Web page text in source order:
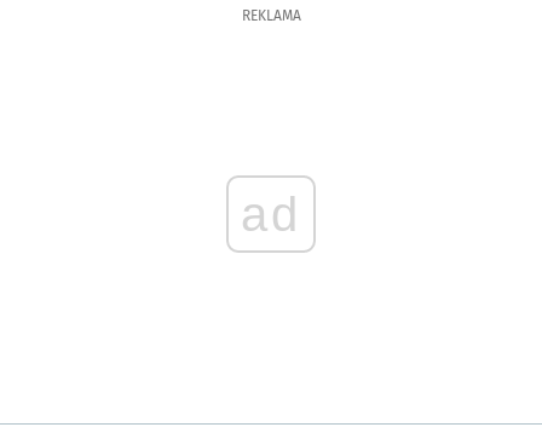
REKLAMA
ad